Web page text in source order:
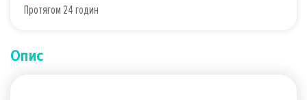
Протягом 24 годин
Опис